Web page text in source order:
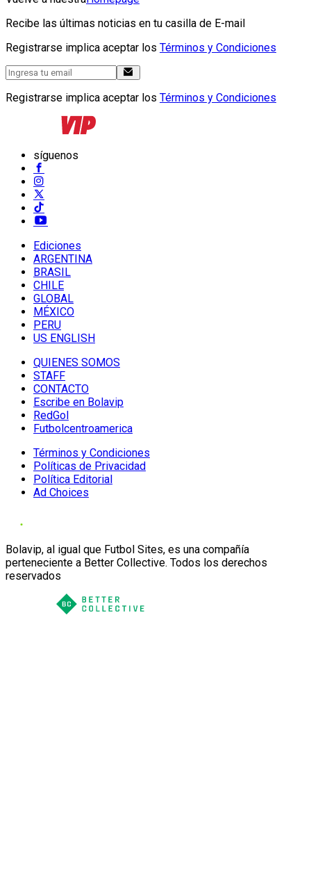
Recibe las últimas noticias en tu casilla de E-mail
Registrarse implica aceptar los Términos y Condiciones
Registrarse implica aceptar los Términos y Condiciones
síguenos
Ediciones
ARGENTINA
BRASIL
CHILE
GLOBAL
MÉXICO
PERU
US ENGLISH
QUIENES SOMOS
STAFF
CONTACTO
Escribe en Bolavip
RedGol
Futbolcentroamerica
Términos y Condiciones
Políticas de Privacidad
Política Editorial
Ad Choices
Bolavip, al igual que Futbol Sites, es una compañía
perteneciente a Better Collective. Todos los derechos
reservados